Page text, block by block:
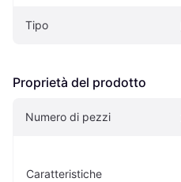
Tipo
Proprietà del prodotto
Numero di pezzi
Caratteristiche